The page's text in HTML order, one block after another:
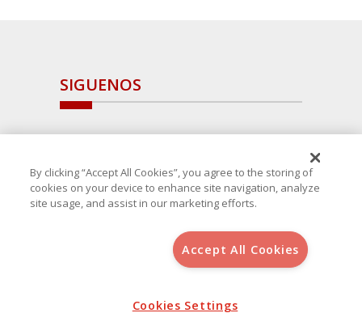
SIGUENOS
, S.L.U.(B-64405731) c/ San Norberto
Aviso Legal
Política de Cookies
By clicking “Accept All Cookies”, you agree to the storing of
cookies on your device to enhance site navigation, analyze
site usage, and assist in our marketing efforts.
Accept All Cookies
Cookies Settings